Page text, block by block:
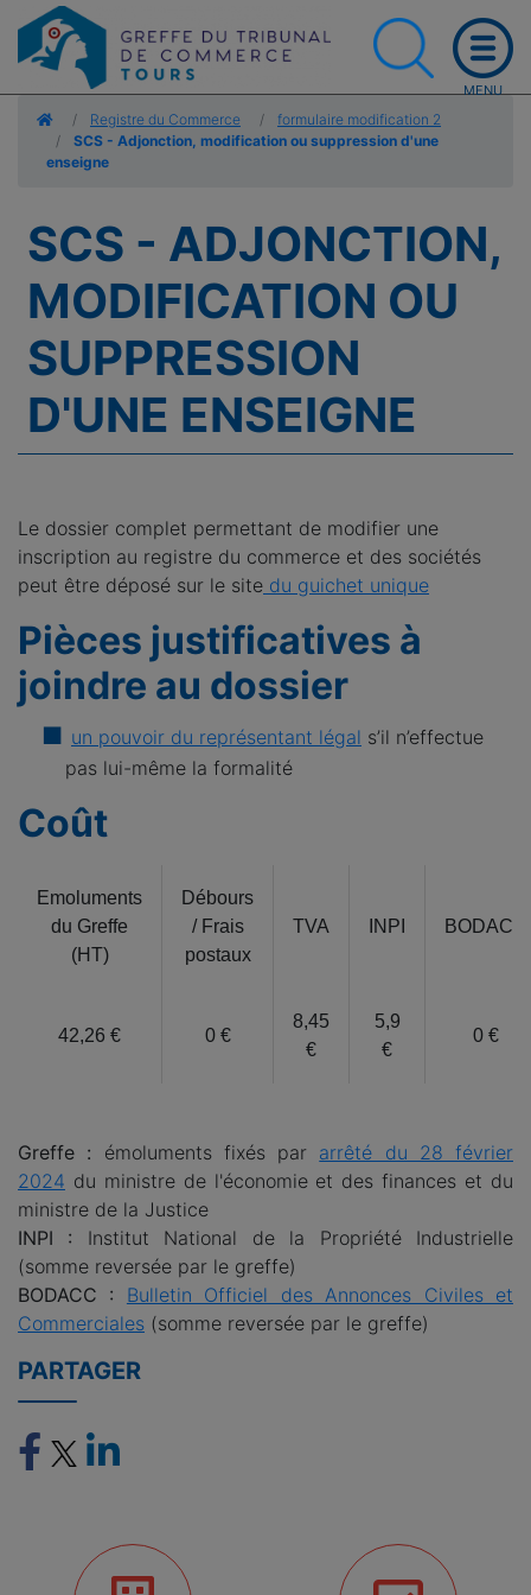
AccueilRegistre du Commerce
formulaire modification 2
SCS - Adjonction, modification ou suppression d'une
enseigne
SCS - ADJONCTION,
MODIFICATION OU
SUPPRESSION
D'UNE ENSEIGNE
Le dossier complet permettant de modifier une
inscription au registre du commerce et des sociétés
peut être déposé sur le site du guichet unique
Pièces justificatives à
joindre au dossier
un pouvoir du représentant légal s’il n’effectue
pas lui-même la formalité
Coût
Emoluments
du Greffe
(HT)
Débours
/ Frais
postaux
TVA INPI BODACC
42,26 € 0 €
8,45
€
5,9
€
0 €
Greffe : émoluments fixés par arrêté du 28 février
2024 du ministre de l'économie et des finances et du
ministre de la Justice
INPI : Institut National de la Propriété Industrielle
(somme reversée par le greffe)
BODACC : Bulletin Officiel des Annonces Civiles et
Commerciales (somme reversée par le greffe)
PARTAGER